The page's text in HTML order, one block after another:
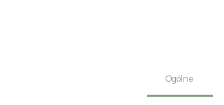
Ogólne